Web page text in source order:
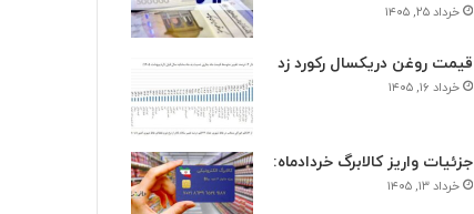
خرداد ۲۵, ۱۴۰۵
قیمت روغن دریکسال رکورد زد
خرداد ۱۶, ۱۴۰۵
جزئیات واریز کالابرگ خردادماه:
خرداد ۱۳, ۱۴۰۵